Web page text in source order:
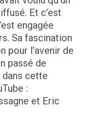
Et c’est
engagée
Sa fascination
pour l’avenir de
passé de
dans cette
:
et Eric